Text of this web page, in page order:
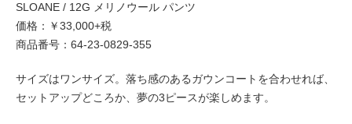
SLOANE / 12G メリノウール パンツ
価格：￥33,000+税
商品番号：64-23-0829-355
サイズはワンサイズ。落ち感のあるガウンコートを合わせれば、
セットアップどころか、夢の3ピースが楽しめます。